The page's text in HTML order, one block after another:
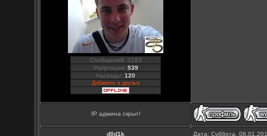
Сообщений: 2183
Репутация: 539
Награды:120
Добавить в друзья
IP админа скрыт!
d0d1k Дата: Суббота,